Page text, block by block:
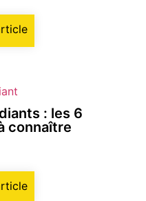
: les 6
connaître